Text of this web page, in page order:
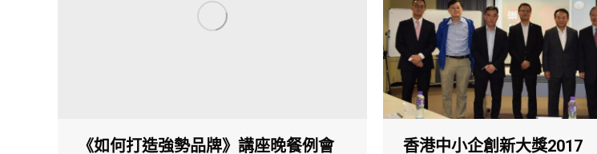
《如何打造強勢品牌》講座晚餐例會 香港中小企創新大獎2017